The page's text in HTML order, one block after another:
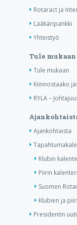
Rotaract ja
Lääkäripankki
Yhteistyö
Tule mukaan
Tule mukaan
Kiinnostaako
RYLA –
Ajankohtaista
Klubin
Piirin
Suomen
Klubien ja
Presidentin